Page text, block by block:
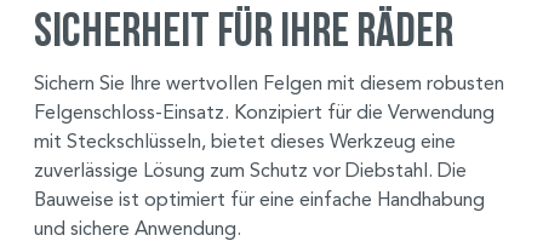
Sicherheit für Ihre Räder
Sichern Sie Ihre wertvollen Felgen mit diesem robusten
Felgenschloss-Einsatz. Konzipiert für die Verwendung
mit Steckschlüsseln, bietet dieses Werkzeug eine
zuverlässige Lösung zum Schutz vor Diebstahl. Die
Bauweise ist optimiert für eine einfache Handhabung
und sichere Anwendung.